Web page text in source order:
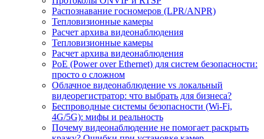
Распознавание госномеров (LPR/ANPR)
Тепловизионные камеры
Расчет архива видеонаблюдения
Тепловизионные камеры
Расчет архива видеонаблюдения
PoE (Power over Ethernet) для систем безопасности:
просто о сложном
Облачное видеонаблюдение vs локальный
видеорегистратор: что выбрать для бизнеса?
Беспроводные системы безопасности (Wi-Fi,
4G/5G): мифы и реальность
Почему видеонаблюдение не помогает раскрыть